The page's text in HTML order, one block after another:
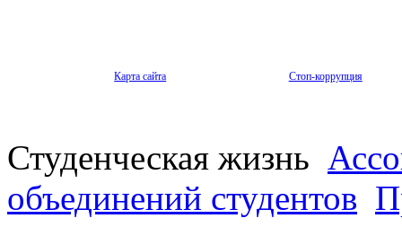
Карта сайта Стоп-коррупция
Студенческая жизнь
объединений студентов